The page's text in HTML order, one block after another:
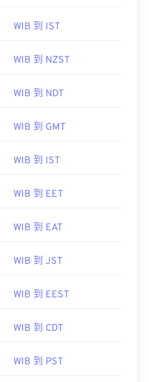
WIB 到 IST
WIB 到 NZST
WIB 到 NDT
WIB 到 GMT
WIB 到 IST
WIB 到 EET
WIB 到 EAT
WIB 到 JST
WIB 到 EEST
WIB 到 CDT
WIB 到 PST